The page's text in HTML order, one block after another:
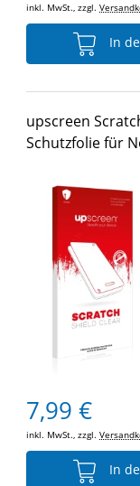
inkl. MwSt., zzgl.
In
upscreen
Schutzfolie für
7,99 €
inkl. MwSt., zzgl.
In